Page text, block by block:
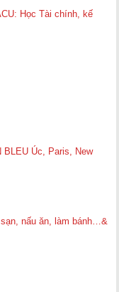
Học Tài chính, kế
BLEU Úc, Paris, New
nấu ăn, làm bánh…&